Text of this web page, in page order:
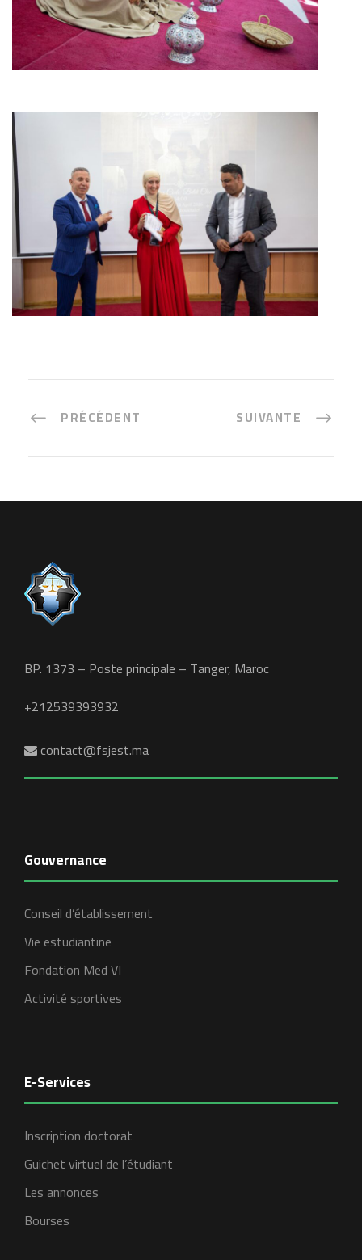
PRÉCÉDENT SUIVANTE
BP. 1373 – Poste principale – Tanger, Maroc
+212539393932
contact@fsjest.ma
Gouvernance
Conseil d’établissement
Vie estudiantine
Fondation Med VI
Activité sportives
E-Services
Inscription doctorat
Guichet virtuel de l’étudiant
Les annonces
Bourses